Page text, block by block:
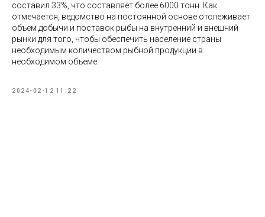
составил 33%, что составляет более 6000 тонн. Как
отмечается, ведомство на постоянной основе отслеживает
объем добычи и поставок рыбы на внутренний и внешний
рынки для того, чтобы обеспечить население страны
необходимым количеством рыбной продукции в
необходимом объеме.
2024-02-12 11:22